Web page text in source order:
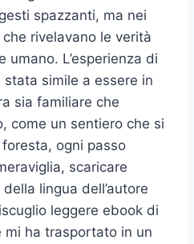
spazzanti, ma nei
rivelavano le verità
umano. L’esperienza di
simile a essere in
sia familiare che
come un sentiero che si
ogni passo
scaricare
lingua dell’autore
leggere ebook di
mi ha trasportato in un